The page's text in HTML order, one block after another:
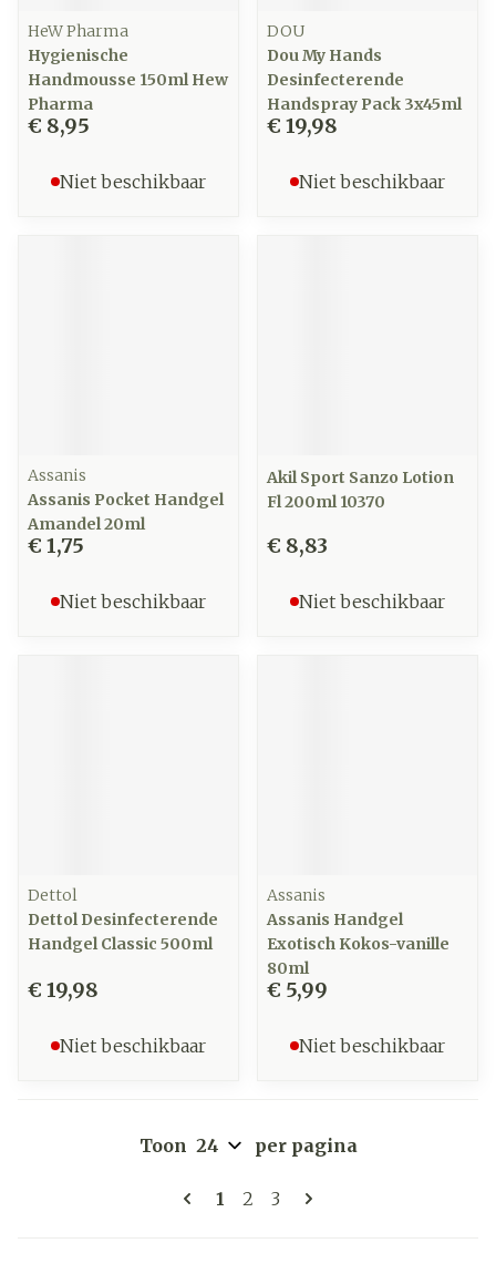
HeW Pharma
Hygienische
Handmousse 150ml Hew
Pharma
€ 8,95
Niet beschikbaar
DOU
Dou My Hands
Desinfecterende
Handspray Pack 3x45ml
€ 19,98
Niet beschikbaar
Assanis
Assanis Pocket Handgel
Amandel 20ml
€ 1,75
Niet beschikbaar
Akil Sport Sanzo Lotion
Fl 200ml 10370
€ 8,83
Niet beschikbaar
Dettol
Dettol Desinfecterende
Handgel Classic 500ml
€ 19,98
Niet beschikbaar
Assanis
Assanis Handgel
Exotisch Kokos-vanille
80ml
€ 5,99
Niet beschikbaar
Pagina's
U lees momenteel pagina
1 Pagina
2 Pagina
3
Toon per pagina